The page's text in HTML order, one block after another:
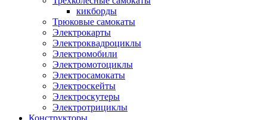
кикборды
Трюковые самокаты
Электрокарты
Электроквадроциклы
Электромобили
Электромотоциклы
Электросамокаты
Электроскейты
Электроскутеры
Электротрициклы
Конструкторы